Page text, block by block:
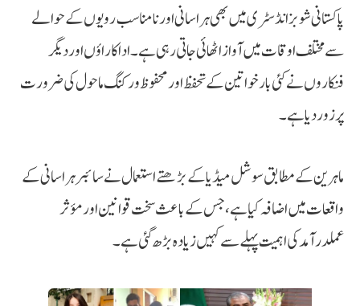
پاکستانی شوبز انڈسٹری میں بھی ہراسانی اور نامناسب رویوں کے حوالے
سے مختلف اوقات میں آواز اٹھائی جاتی رہی ہے۔ اداکاراؤں اور دیگر
فنکاروں نے کئی بار خواتین کے تحفظ اور محفوظ ورکنگ ماحول کی ضرورت
پر زور دیا ہے۔
ماہرین کے مطابق سوشل میڈیا کے بڑھتے استعمال نے سائبر ہراسانی کے
واقعات میں اضافہ کیا ہے، جس کے باعث سخت قوانین اور مؤثر
عملدرآمد کی اہمیت پہلے سے کہیں زیادہ بڑھ گئی ہے۔